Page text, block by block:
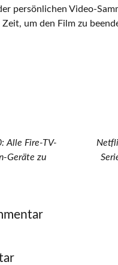
persönlichen Video-
um den Film zu
Alle Fire-TV-
Geräte zu